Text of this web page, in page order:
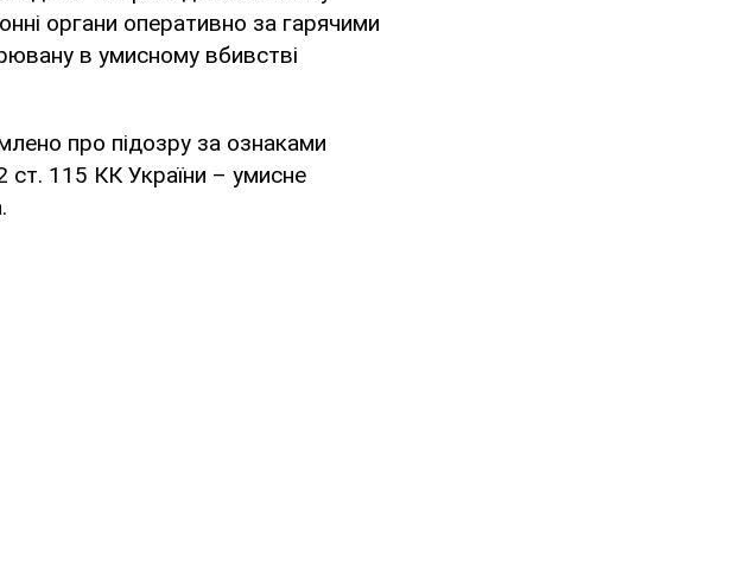
органи оперативно за гарячими
в умисному вбивстві
про підозру за ознаками
ст. 115 КК України – умисне